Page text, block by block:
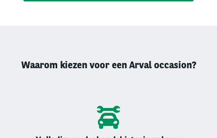
Waarom kiezen voor een Arval occasion?